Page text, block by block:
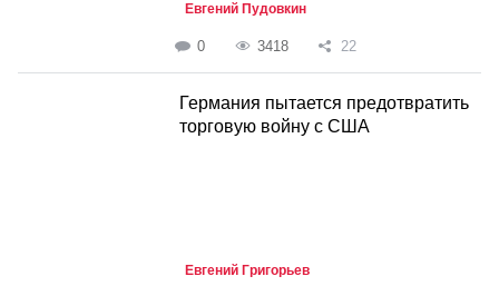
Евгений Пудовкин
0 3418 22
Германия пытается предотвратить
торговую войну с США
Евгений Григорьев